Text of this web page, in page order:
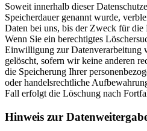
Soweit innerhalb dieser
Speicherdauer genannt wurde,
Daten bei uns, bis der Zweck für die
Wenn Sie ein berechtigtes
Einwilligung zur Datenverarbeitung
gelöscht, sofern wir keine anderen
die Speicherung Ihrer
oder handelsrechtliche
Fall erfolgt die Löschung nach
Hinweis zur